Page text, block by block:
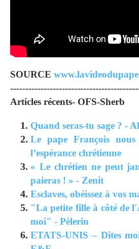
SOURCE
Articles récents- OFS-Sherb
Quand seras-tu sage ? -
Le pape François
l’espérance chrétienne
« Le chrétien ne peut
paieras ! » - Zenit
Esclaves, obéissez à vos
"La petite fille à côté de
moi" - Pèlerin
ETATS-UNIS – Dites